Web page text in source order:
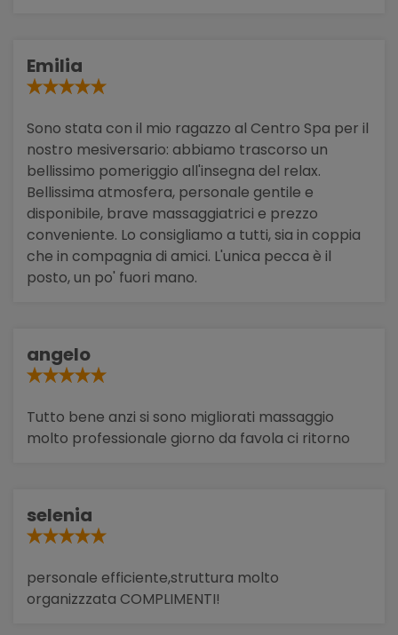
Emilia
Sono stata con il mio ragazzo al Centro Spa per il
nostro mesiversario: abbiamo trascorso un
bellissimo pomeriggio all'insegna del relax.
Bellissima atmosfera, personale gentile e
disponibile, brave massaggiatrici e prezzo
conveniente. Lo consigliamo a tutti, sia in coppia
che in compagnia di amici. L'unica pecca è il
posto, un po' fuori mano.
angelo
Tutto bene anzi si sono migliorati massaggio
molto professionale giorno da favola ci ritorno
selenia
personale efficiente,struttura molto
organizzzata COMPLIMENTI!